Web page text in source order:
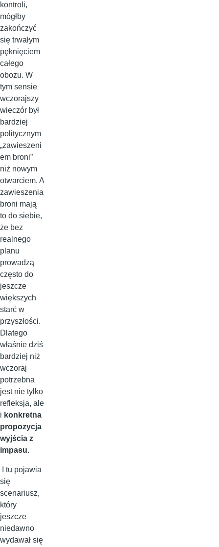
kontroli,
mógłby
zakończyć
się trwałym
pęknięciem
całego
obozu. W
tym sensie
wczorajszy
wieczór był
bardziej
politycznym
„zawieszeni
em broni”
niż nowym
otwarciem. A
zawieszenia
broni mają
to do siebie,
że bez
realnego
planu
prowadzą
często do
jeszcze
większych
starć w
przyszłości.
Dlatego
właśnie dziś
bardziej niż
wczoraj
potrzebna
jest nie tylko
refleksja, ale
i konkretna
propozycja
wyjścia z
impasu.
I tu pojawia
się
scenariusz,
który
jeszcze
niedawno
wydawał się